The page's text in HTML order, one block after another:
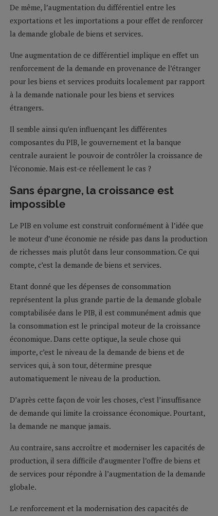
De même, l’augmentation du différentiel entre les
exportations et les importations a pour effet de renforcer
la demande globale de biens et services.
Une augmentation de ce différentiel implique en effet un
renforcement de la demande en provenance de l’étranger
pour les biens et services produits localement par rapport
à la demande nationale pour les biens et services
étrangers.
Il semble ainsi qu’en influençant les différentes
composantes du PIB, le gouvernement et la banque
centrale auraient le pouvoir de contrôler la croissance de
l’économie. Mais est-ce réellement le cas ?
Sans épargne, la croissance est
impossible
Le PIB en volume est construit conformément à l’idée que
le moteur d’une économie ne réside pas dans la production
de richesses mais plutôt dans leur consommation. Ce qui
compte, c’est la demande de biens et services.
Etant donné que les dépenses de consommation
représentent la plus grande partie de la demande globale
comptabilisée dans le PIB, il est communément admis que
la consommation est le principal moteur de la croissance
économique. Dans cette optique, la seule chose qui
importe, c’est le niveau de la demande de biens et de
services qui, à son tour, détermine presque
automatiquement le niveau de la production.
D’après cette façon de voir les choses, c’est l’insuffisance
de demande qui limite la croissance économique. Pourtant,
la demande ne manque jamais.
Au contraire, sans accroître et moderniser les capacités de
production, il sera difficile d’augmenter l’offre de biens et
de services pour répondre à l’augmentation de la demande
globale.
Le renforcement et la modernisation des capacités de